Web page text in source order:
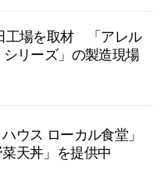
工場を取材 「アレル
リーズ」の製造現場
ウス ローカル食堂」
天丼」を提供中